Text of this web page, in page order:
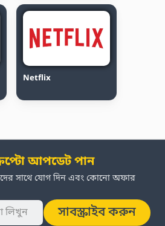
Netflix
আপডেট পান
সাথে যোগ দিন এবং কোনো অফার
সাবস্ক্রাইব করুন